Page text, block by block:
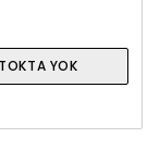
YOK